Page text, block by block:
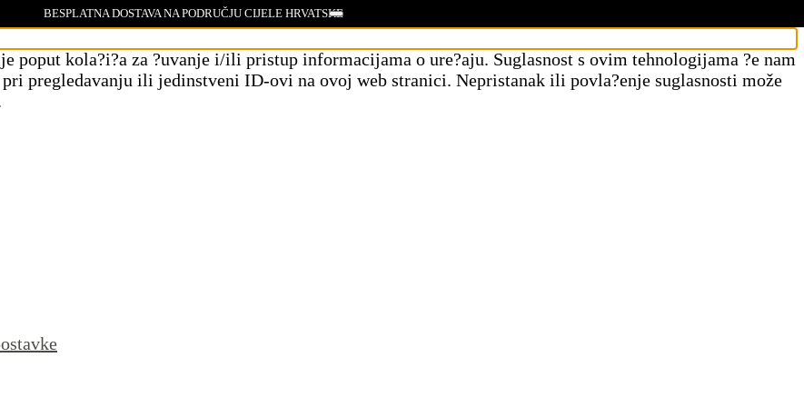
kola?i?a za ?uvanje i/ili pristup informacijama o ure?aju. Suglasnost s ovim tehnologijama ?e nam
pri pregledavanju ili jedinstveni ID-ovi na ovoj web stranici. Nepristanak ili povla?enje suglasnosti može
BESPLATNA DOSTAVA NA PODRUČJU CIJELE HRVATSKE